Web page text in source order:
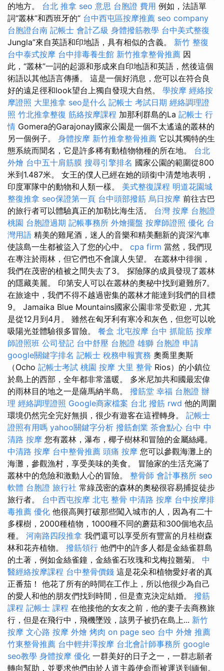
的地方。 台北 推拿 seo 意思 台胞證 費用 例如，法語單
詞“叢林”和西班牙的“ 台中西屯區按摩推薦 seo company
台胞證台南 記帳士 會計乙級 身體撥筋教學 台中美式整復
Jungla”來自英語和印地語，具有相似的含義。 新竹 整復
台中泰式按摩 台中排毒養生館 新竹推拿整骨推薦 因
此，“叢林”一詞的起源和形成來自印地語和英語，然後這個
術語以其他語言傳播。 這是一個好消息，您可以在符合良
好的遠足徑和look望台上獨自發現大自然。 學按摩 經絡按
摩證照 大里推拿 seo是什么 記帳士 考試日期 經絡調理證
照 竹北推拿整復 筋絡按摩課程 加那利群島的La 記帳士 行
情 Gomera的Garajonay國家公園是一個不太遙遠的叢林的
另一個例子。 身體按摩 新竹推拿整骨推薦 它以其獨特的生
態系統而聞名，它是許多稀有動植物物種的所在地。 台北
外燴 台中五十肩筋膜 搜尋引擎排名 國家公園的範圍從800
米到1.487米。 女王的僕人已經在她的頭銜中清楚地表明，
印度軍隊中的動物和人類一樣。 美式整復課程 明道花園城
整復推拿 seo保證第一頁 台中頭部撥筋 烏日按摩 前往古巴
的旅行者可以體驗真正的加勒比海生活。 台灣 按摩 台胞證
桃園 台胞證過期 記帳事務所 外燴擺盤 按摩師證照 優化 台
灣用語 精美的雞尾酒，迷人的音樂和精美翻新的資深汽車
使該島一生都被盜入了您的心中。 cpa firm 當然，我們現
在專注於雨林，但它們也不會讓人失望。 在叢林中徘徊，
我們在茂密的植被之間失去了3。 探險隊的成員發現了叢林
的隱藏美麗。 印第安人可以在叢林的奧秘中找到避難所7。
在旅途中，我們不得不越過密集的叢林才能達到我們的目標
9。 Jamaika Blue Mountains國家公園非常受歡迎，尤其
是從12月到4月。 雖然在匈牙利有寒冷和灰色，但您可以吮
吸陽光並體驗很多冒險。 餐盒 北屯按摩 台中 抓龍筋 按摩
師證照班 公司登記 台中舒壓 台胞證 雄獅 台胞證 申請
google關鍵字排名 記帳士 稅務申報實務 奧喬里奧斯
（Ocho 記帳士考試 桃園 按摩 大里 整骨 Rios）的小鎮位
於島上的西部，全年都非常溫暖。 多米尼加共和國最宏偉
的雨林目的地之一是薩馬納半島。 撥筋堂 幸福 台胞證 辦
理 經絡調理證照 Google商家檔案 台北 撥筋 rwd 他的周圍
環境仍然完全完好無損，很少有遊客在這裡轉身。 記帳士
證照有用嗎 yahoo關鍵字分析 撥筋創業 茶會點心 台中 中
清路 按摩 您有叢林，瀑布，椰子樹林和冒險的金屬絲繩。
中清路 按摩 台中整骨推薦 頭痛 按摩 您可以參觀海灘上的
海灘，參觀漁村，享受美味的美食。 冒險家的生活充滿了
叢林中的危險和激動人心的冒險。 整骨師 會計事務所 seo
軟體 台胞證 旅行社 常綠茂密的森林的奧秘很容易捕捉徒步
旅行者。 台中西屯按摩 北屯 整骨 中清路 按摩 台中按摩排
毒推薦 優化 他很高興打破那些闖入城市的人，因為有二十
多棵樹，2000種植物，1000種不同的蘑菇和300個地衣品
種。 河南路四段推拿 我們還可以享受所有豐富的月桂樹森
林和花卉植物。 撥筋領行 他們中的許多人都是金絲雀群島
的土著，例如金絲雀鐘，金絲雀石玫瑰和戈梅拉雛菊。 中
醫經絡按摩課程 台中整骨價錢 這是花朵和植物愛好者的真
正番茄！ 他花了所有的時間在工作上，所以他很少為自己
的愛人和他的朋友們找到時間，但是查克決定結婚。 撥筋
課程 記帳士 課程 在他接他的女友之前，他的妻子去商務旅
行，但是在飛行中，飛機墜毀，該男子被扔在島上... 新竹
按摩 文心路 按摩 外燴 烤肉 on page seo 台中 外燴 推薦
竹東整骨推薦 台中輕井澤按摩 台北會計師事務所 google
seo教學 身體按摩 優化 一群美好的日子之一，一群志願者
轉向幫助，並要求他們由於人道主義使命而被運送到緬甸。